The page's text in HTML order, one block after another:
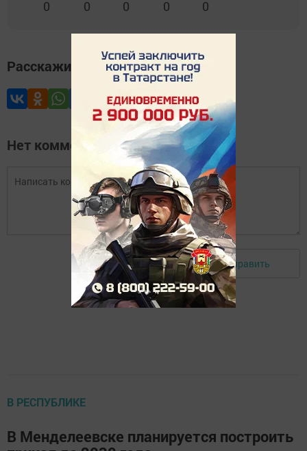
0 0 0 0 0
Расскажите друзьям
Нет комментариев
Авторизоваться Отправить
В РЕСПУБЛИКЕ
В Менделеевске планируется построить